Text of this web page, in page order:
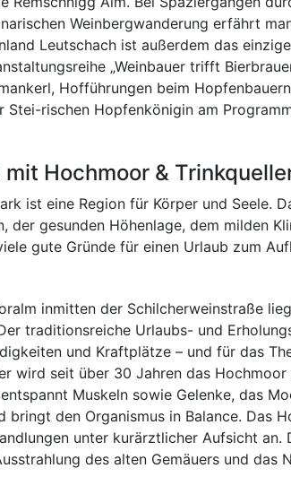
Weinbergwanderung erfährt
Leutschach ist außerdem das
„Weinbauer trifft
Hofführungen beim
Stei-rischen Hopfenkönigin am
mit Hochmoor &
ist eine Region für Körper und Seele.
der gesunden Höhenlage, dem milden
gute Gründe für einen Urlaub zum
inmitten der Schilcherweinstraße
traditionsreiche Urlaubs- und
und Kraftplätze – und für das
wird seit über 30 Jahren das
Muskeln sowie Gelenke, das
bringt den Organismus in Balance. Das
unter kurärztlicher Aufsicht an.
des alten Gemäuers und das